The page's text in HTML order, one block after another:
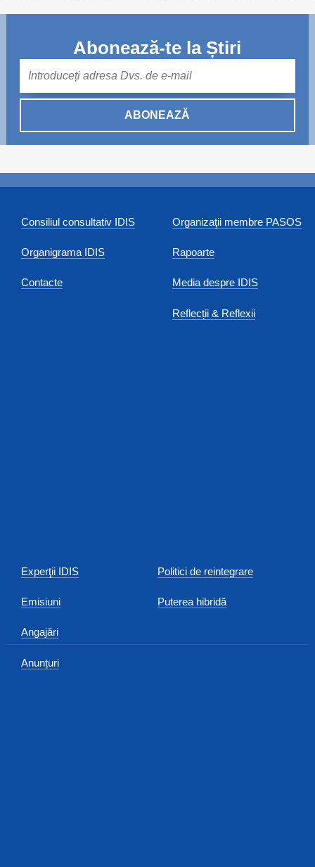
Abonează-te la Știri
ABONEAZĂ
Consiliul consultativ IDIS
Organigrama IDIS
Contacte
Organizaţii membre PASOS
Rapoarte
Media despre IDIS
Reflecții & Reflexii
Experţii IDIS
Emisiuni
Angajări
Anunțuri
Politici de reintegrare
Puterea hibridă